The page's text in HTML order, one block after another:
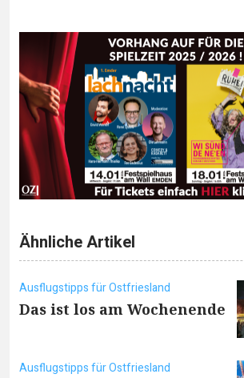
Ähnliche Artikel
Ausflugstipps für Ostfriesland
Das ist los am Wochenende
Ausflugstipps für Ostfriesland